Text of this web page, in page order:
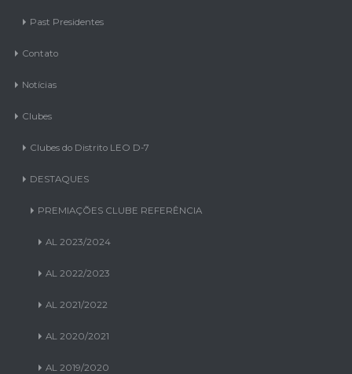
Past Presidentes
Contato
Notícias
Clubes
Clubes do Distrito LEO D-7
DESTAQUES
PREMIAÇÕES CLUBE REFERÊNCIA
AL 2023/2024
AL 2022/2023
AL 2021/2022
AL 2020/2021
AL 2019/2020